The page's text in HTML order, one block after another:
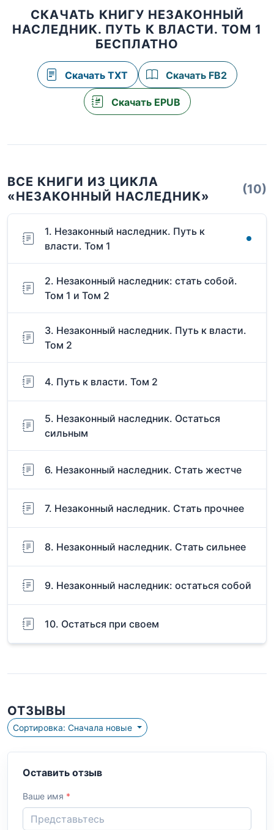
СКАЧАТЬ КНИГУ НЕЗАКОННЫЙ
НАСЛЕДНИК. ПУТЬ К ВЛАСТИ. ТОМ 1
БЕСПЛАТНО
Скачать TXT Скачать FB2
Скачать EPUB
ВСЕ КНИГИ ИЗ ЦИКЛА
«НЕЗАКОННЫЙ НАСЛЕДНИК»
(10)
1. Незаконный наследник. Путь к
власти. Том 1
2. Незаконный наследник: стать собой.
Том 1 и Том 2
3. Незаконный наследник. Путь к власти.
Том 2
4. Путь к власти. Том 2
5. Незаконный наследник. Остаться
сильным
6. Незаконный наследник. Стать жестче
7. Незаконный наследник. Стать прочнее
8. Незаконный наследник. Стать сильнее
9. Незаконный наследник: остаться собой
10. Остаться при своем
ОТЗЫВЫ
Сортировка: Сначала новые
Оставить отзыв
Ваше имя *